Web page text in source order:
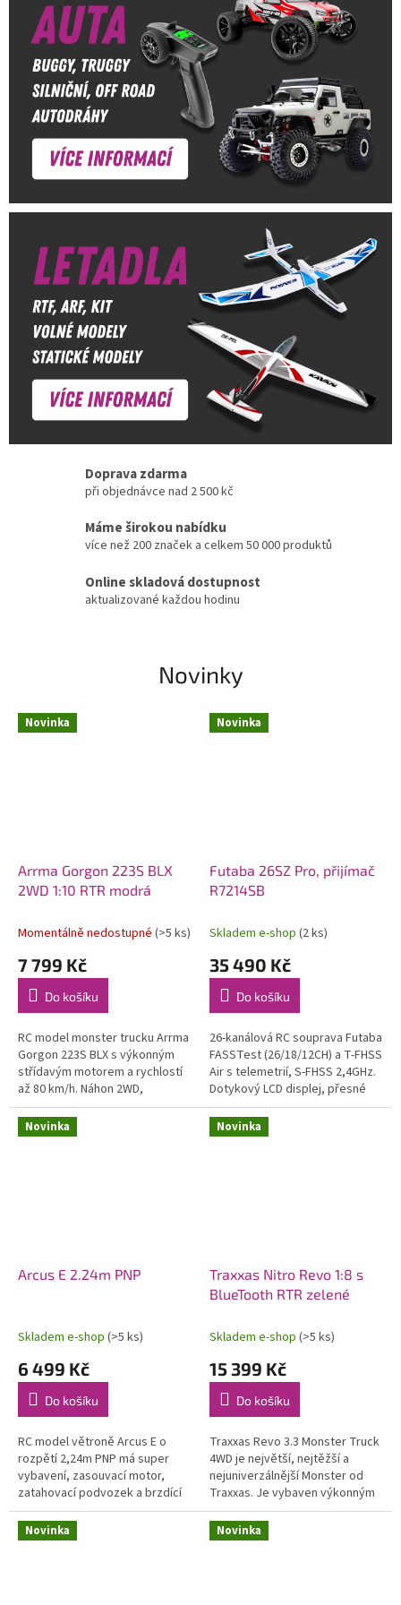
Doprava zdarma
při objednávce nad 2 500 kč
Máme širokou nabídku
více než 200 značek a celkem 50 000 produktů
Online skladová dostupnost
aktualizované každou hodinu
Novinky
Novinka
Arrma Gorgon 223S BLX
2WD 1:10 RTR modrá
Momentálně nedostupné (>5 ks)
7 799 Kč
Do košíku
RC model monster trucku Arrma
Gorgon 223S BLX s výkonným
střídavým motorem a rychlostí
až 80 km/h. Náhon 2WD,
nezávislé zavěšení, olejové
tlumiče, řídící jednotka
Spektrum 45A...
Novinka
Futaba 26SZ Pro, přijímač
R7214SB
Skladem e-shop (2 ks)
35 490 Kč
Do košíku
26-kanálová RC souprava Futaba
FASSTest (26/18/12CH) a T-FHSS
Air s telemetrií, S-FHSS 2,4GHz.
Dotykový LCD displej, přesné
celokovové křížové ovladače, 8
přepínačů, 4 posuvné a...
Novinka
Arcus E 2.24m PNP
Skladem e-shop (>5 ks)
6 499 Kč
Do košíku
RC model větroně Arcus E o
rozpětí 2,24m PNP má super
vybavení, zasouvací motor,
zatahovací podvozek a brzdící
štíty! Zároveň si však zachovává
výhodu robustního materiálu
EPO,...
Novinka
Traxxas Nitro Revo 1:8 s
BlueTooth RTR zelené
Skladem e-shop (>5 ks)
15 399 Kč
Do košíku
Traxxas Revo 3.3 Monster Truck
4WD je největší, nejtěžší a
nejuniverzálnější Monster od
Traxxas. Je vybaven výkonným
závodním motorem TRX 3.3 s
laděným výfukem, RC
soupravou...
Novinka Novinka